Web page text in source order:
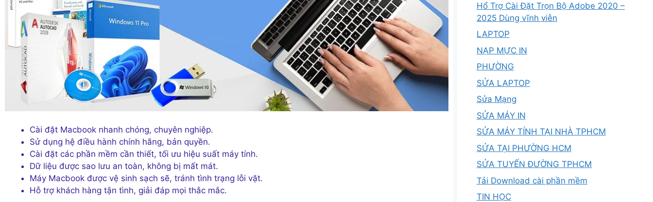
Cài đặt Macbook nhanh chóng, chuyên nghiệp.
Sử dụng hệ điều hành chính hãng, bản quyền.
Cài đặt các phần mềm cần thiết, tối ưu hiệu suất máy tính.
Dữ liệu được sao lưu an toàn, không bị mất mát.
Máy Macbook được vệ sinh sạch sẽ, tránh tình trạng lỗi vặt.
Hỗ trợ khách hàng tận tình, giải đáp mọi thắc mắc.
Hổ Trợ Cài Đặt Trọn Bộ Adobe 2020 –
2025 Dùng vĩnh viễn
LAPTOP
NẠP MỰC IN
PHƯỜNG
SỬA LAPTOP
Sửa Mạng
SỬA MÁY IN
SỬA MÁY TÍNH TẠI NHÀ TPHCM
SỬA TẠI PHƯỜNG HCM
SỬA TUYẾN ĐƯỜNG TPHCM
Tải Download cài phần mềm
TIN HỌC